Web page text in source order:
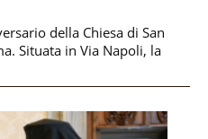
della Chiesa di San
Situata in Via Napoli, la